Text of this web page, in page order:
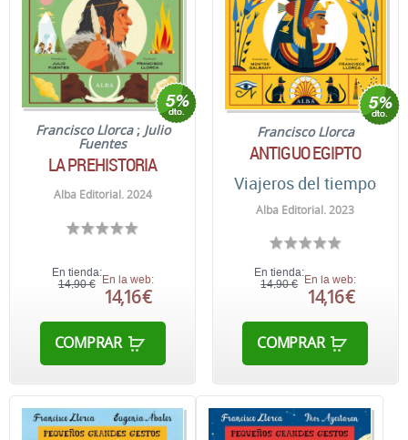
Francisco Llorca ; Julio
Fuentes
LA PREHISTORIA
Alba Editorial. 2024
En tienda:
14,90 € En la web:
14,16 €
COMPRAR
Francisco Llorca
ANTIGUO EGIPTO
Viajeros del tiempo
Alba Editorial. 2023
En tienda:
14,90 €
En la web:
14,16 €
COMPRAR